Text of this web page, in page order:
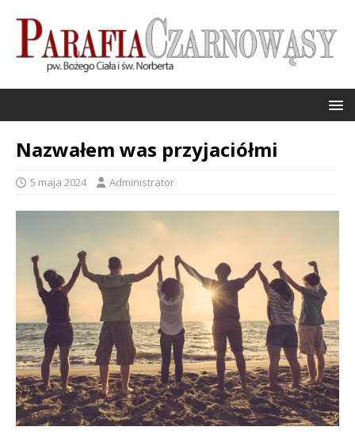
Nazwałem was przyjaciółmi
5 maja 2024 Administrator